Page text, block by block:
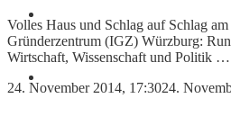
Volles Haus und Schlag auf Schlag
Gründerzentrum (IGZ) Würzburg:
Wirtschaft, Wissenschaft und Politik …
24. November 2014, 17:3024.